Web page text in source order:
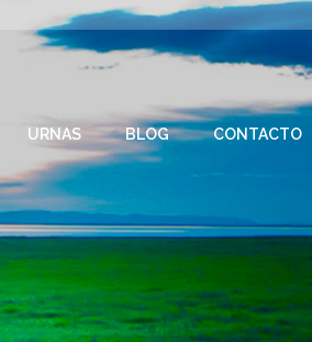
URNAS BLOG CONTACTO
CONTACTO
CEMENTERIO
VIRTUAL